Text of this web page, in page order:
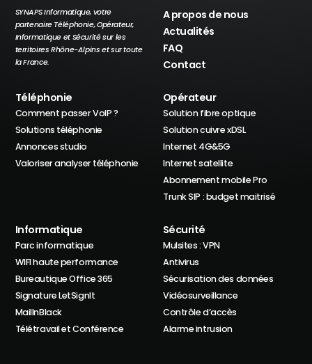
SYNAPS Informatique, votre
partenaire Téléphonie, Opérateur,
Informatique et Sécurité sur les
territoires Rhône-Alpins et sur toute
la France.
A propos de nous
Actualités
FAQ
Contact
Téléphonie
Comment passer VoIP ?
Solutions téléphonie
Annonces studio
Valoriser analyser téléphonie
Opérateur
Solution fibre optique
Solution cuivre xDSL
Internet 4G&5G
Internet satellite
Abonnement mobile Pro
Trunk SIP : budget maitrisé
Informatique
Parc informatique
WIFI haute performance
Bureautique Office 365
Signature LetSignIt
MailInBlack
Télétravail et Conférence
Sécurité
Mulsites : VPN
Antivirus
Sécurisation des données
Vidéosurveillance
Contrôle d’accès
Alarme intrusion